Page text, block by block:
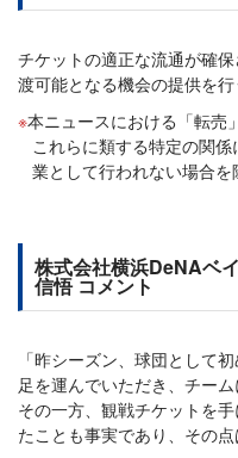
チケットの適正な流通が確
渡可能となる機会の提供を行
本ニュースにおける「転売
これらに類する特定の関係
業として行われない場合を
株式会社横浜DeNAベ
信悟 コメント
「昨シーズン、球団として
足を運んでいただき、チー
その一方、観戦チケットを
たことも事実であり、その